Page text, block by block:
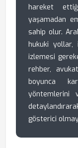
hareket
yaşamadan
sahip olur.
hukuki yollar,
izlemesi
rehber,
boyunca
yöntemlerini
gösterici